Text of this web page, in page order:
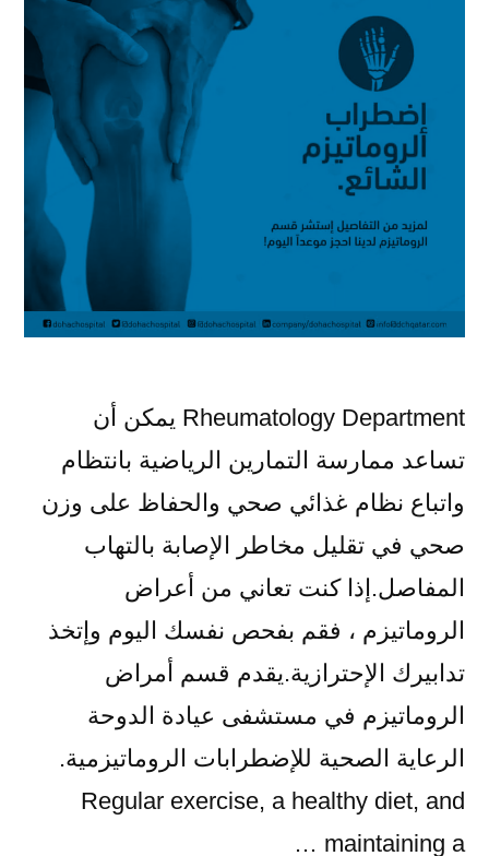
Rheumatology Department يمكن أن
تساعد ممارسة التمارين الرياضية بانتظام
واتباع نظام غذائي صحي والحفاظ على وزن
صحي في تقليل مخاطر الإصابة بالتهاب
المفاصل.إذا كنت تعاني من أعراض
الروماتيزم ، فقم بفحص نفسك اليوم وإتخذ
تدابيرك الإحترازية.يقدم قسم أمراض
الروماتيزم في مستشفى عيادة الدوحة
الرعاية الصحية للإضطرابات الروماتيزمية.
Regular exercise, a healthy diet, and
maintaining a …